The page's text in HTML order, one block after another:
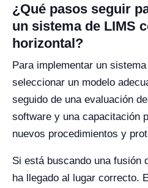
¿Qué pasos seguir
un sistema de LIMS
horizontal?
Para implementar un
seleccionar un modelo
seguido de una evaluación
software y una capacitación
nuevos procedimientos y
Si está buscando una fusión
ha llegado al lugar correcto.